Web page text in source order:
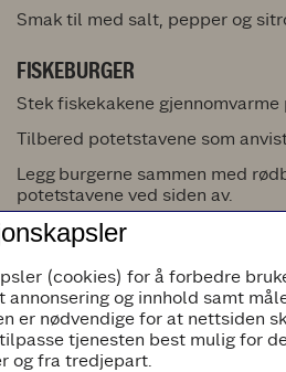
Smak til med salt, pepper og
FISKEBURGER
Stek fiskekakene
Tilbered potetstavene som
Legg burgerne sammen med
potetstavene ved siden av.
Del opp salaten og skyll den i
LITT EXTRA
Skiver av tomat og rødløk
(cookies) for å forbedre
og innhold samt
er nødvendige for at nettsiden
tjenesten best mulig for
og fra tredjepart.